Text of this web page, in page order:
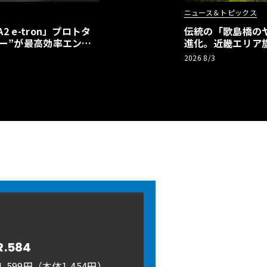
e-tron」プロトタ
”が最高効率エント
ニュース＆トピックス
伝統の「歌島橋の
進化。近畿エリア
ーアル
2026 8/3